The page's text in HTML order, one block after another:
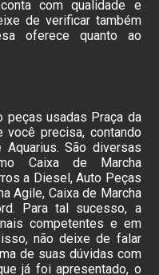
com qualidade e
de verificar também
oferece quanto ao
peças usadas Praça da
você precisa, contando
São diversas
Caixa de Marcha
a Diesel, Auto Peças
Agile, Caixa de Marcha
Para tal sucesso, a
competentes e em
não deixe de falar
de suas dúvidas com
já foi apresentado, o